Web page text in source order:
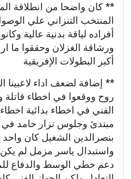
** كان واضحا من انطلاقة
المنتخب التنزاني علي
أفراده لياقة بدنية عالية
ورشاقة الغزلان وحققوا ما
أكبر البطولات الإفريقية
** إضافة لضعف اداء لاعبينا
روح ووقعوا في اخطاء قاتلة
الفني في اخطاء بدائية
مبتدئ وجلوس نزار حامد في
بنصرالدين الشغيل كان واحد
واستبدال ياسر مزمل لم يكن
دعم خطي الوسط والدفاع